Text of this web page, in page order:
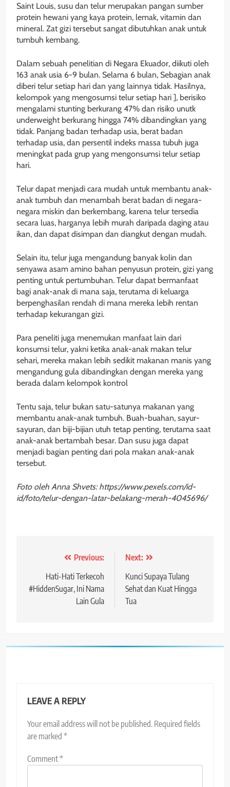
Saint Louis, susu dan telur merupakan pangan sumber
protein hewani yang kaya protein, lemak, vitamin dan
mineral. Zat gizi tersebut sangat dibutuhkan anak untuk
tumbuh kembang.
Dalam sebuah penelitian di Negara Ekuador, diikuti oleh
163 anak usia 6-9 bulan. Selama 6 bulan, Sebagian anak
diberi telur setiap hari dan yang lainnya tidak. Hasilnya,
kelompok yang mengosumsi telur setiap hari ], berisiko
mengalami stunting berkurang 47% dan risiko unutk
underweight berkurang hingga 74% dibandingkan yang
tidak. Panjang badan terhadap usia, berat badan
terhadap usia, dan persentil indeks massa tubuh juga
meningkat pada grup yang mengonsumsi telur setiap
hari.
Telur dapat menjadi cara mudah untuk membantu anak-
anak tumbuh dan menambah berat badan di negara-
negara miskin dan berkembang, karena telur tersedia
secara luas, harganya lebih murah daripada daging atau
ikan, dan dapat disimpan dan diangkut dengan mudah.
Selain itu, telur juga mengandung banyak kolin dan
senyawa asam amino bahan penyusun protein, gizi yang
penting untuk pertumbuhan. Telur dapat bermanfaat
bagi anak-anak di mana saja, terutama di keluarga
berpenghasilan rendah di mana mereka lebih rentan
terhadap kekurangan gizi.
Para peneliti juga menemukan manfaat lain dari
konsumsi telur, yakni ketika anak-anak makan telur
sehari, mereka makan lebih sedikit makanan manis yang
mengandung gula dibandingkan dengan mereka yang
berada dalam kelompok kontrol
Tentu saja, telur bukan satu-satunya makanan yang
membantu anak-anak tumbuh. Buah-buahan, sayur-
sayuran, dan biji-bijian utuh tetap penting, terutama saat
anak-anak bertambah besar. Dan susu juga dapat
menjadi bagian penting dari pola makan anak-anak
tersebut.
Foto oleh Anna Shvets: https://www.pexels.com/id-
id/foto/telur-dengan-latar-belakang-merah-4045696/
navigation
Previous:
Hati-Hati Terkecoh
#HiddenSugar, Ini Nama
Lain Gula
Next:
Kunci Supaya Tulang
Sehat dan Kuat Hingga
Tua
LEAVE A REPLY
Your email address will not be published. Required fields
are marked *
Comment*